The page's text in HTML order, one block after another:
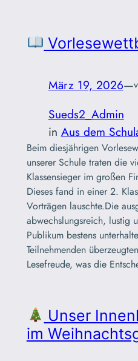
März 19, 2026—
Sueds2_Admin
in Aus dem
Beim diesjährigen
unserer Schule traten die
Klassensieger im großen
Dieses fand in einer 2.
Vorträgen lauschte.Die
abwechslungsreich, lustig
Publikum bestens
Teilnehmenden
Lesefreude, was die
Unser
im